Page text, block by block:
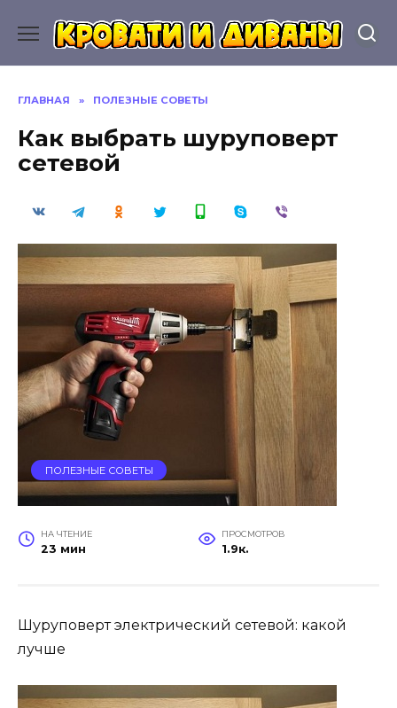
содержанию
ГЛАВНАЯ » ПОЛЕЗНЫЕ СОВЕТЫ
Как выбрать шуруповерт
сетевой
ПОЛЕЗНЫЕ СОВЕТЫ
НА ЧТЕНИЕ
23 мин
ПРОСМОТРОВ
1.9к.
Шуруповерт электрический сетевой: какой
лучше